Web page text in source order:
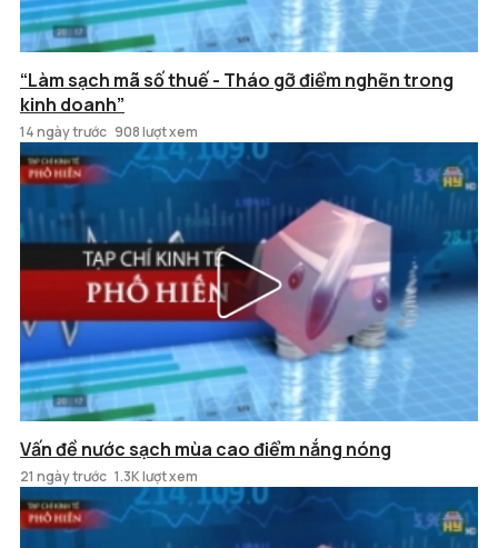
“Làm sạch mã số thuế - Tháo gỡ điểm nghẽn trong
kinh doanh”
14 ngày trước 908 lượt xem
Vấn đề nước sạch mùa cao điểm nắng nóng
21 ngày trước 1.3K lượt xem